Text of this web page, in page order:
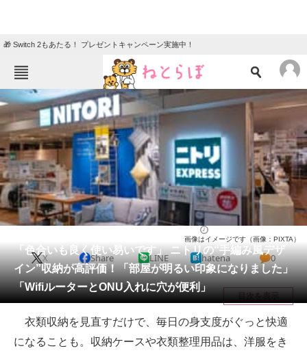
🎁 Switch 2もあたる！ プレゼントキャンペーン実施中！
ねとらぼメニュー
TOP ニュース
エンタメ クイズ
グルメ 地域
住まい 教育・育児
動物 リサーチ
会員記事
メディア
注目記事を集めた総合ページ
ITの今と未来を見通す
「色合いも良く使い易いです」 ニトリの“手編み風デザ
イン”収納が高評価！「部屋が明るい印象になりました」
「WifiルーターとONU入れに穴が便利」
画像はイメージです（画像：PIXTA）
X Share LINE hatena 0
目次を表示
衣類収納を見直すだけで、毎日の身支度がぐっと快適
になることも。収納ケースや衣類整理用品は、洋服をき